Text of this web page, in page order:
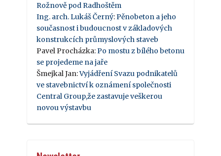
Rožnově pod Radhoštěm
Ing. arch. Lukáš Černý:Pěnobeton a jeho
současnost i budoucnost v základových
konstrukcích průmyslových staveb
Pavel Procházka:Po mostu z bílého betonu
se projedeme na jaře
Šmejkal Jan:Vyjádření Svazu podnikatelů
ve stavebnictví k oznámení společnosti
Central Group,že zastavuje veškerou
novou výstavbu